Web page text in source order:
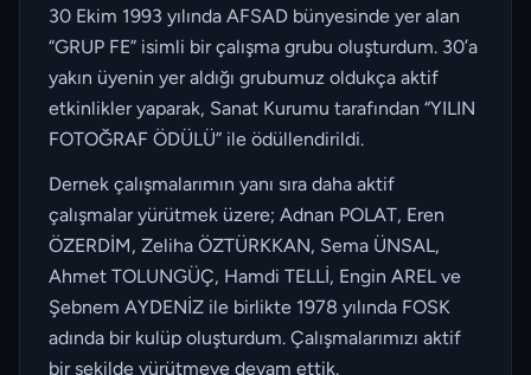
30 Ekim 1993 yılında AFSAD bünyesinde yer alan
“GRUP FE” isimli bir çalışma grubu oluşturdum. 30’a
yakın üyenin yer aldığı grubumuz oldukça aktif
etkinlikler yaparak, Sanat Kurumu tarafından “YILIN
FOTOĞRAF ÖDÜLÜ” ile ödüllendirildi.
Dernek çalışmalarımın yanı sıra daha aktif
çalışmalar yürütmek üzere; Adnan POLAT, Eren
ÖZERDİM, Zeliha ÖZTÜRKKAN, Sema ÜNSAL,
Ahmet TOLUNGÜÇ, Hamdi TELLİ, Engin AREL ve
Şebnem AYDENİZ ile birlikte 1978 yılında FOSK
adında bir kulüp oluşturdum. Çalışmalarımızı aktif
bir şekilde yürütmeye devam ettik.